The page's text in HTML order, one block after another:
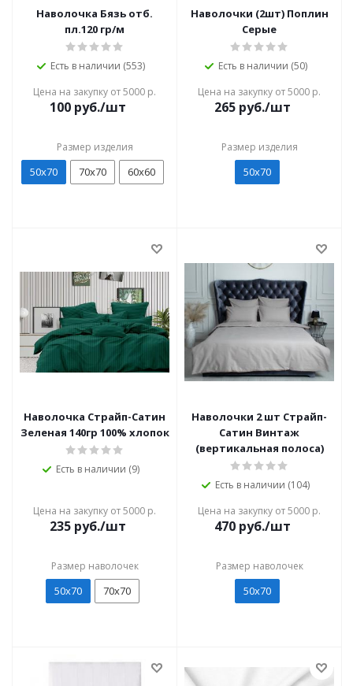
Наволочка Бязь отб.
пл.120 гр/м
Есть в наличии (553)
Цена на закупку от 5000 р.
100 руб./шт
Размер изделия
50х70 70х70 60х60
Наволочки (2шт) Поплин
Серые
Есть в наличии (50)
Цена на закупку от 5000 р.
265 руб./шт
Размер изделия
50х70
Наволочка Страйп-Сатин
Зеленая 140гр 100% хлопок
Есть в наличии (9)
Цена на закупку от 5000 р.
235 руб./шт
Размер наволочек
50х70 70х70
Наволочки 2 шт Страйп-
Сатин Винтаж
(вертикальная полоса)
Есть в наличии (104)
Цена на закупку от 5000 р.
470 руб./шт
Размер наволочек
50х70